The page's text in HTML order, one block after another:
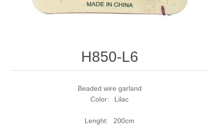
H850-L6
Beaded wire garland
Color: Lilac
Lenght: 200cm